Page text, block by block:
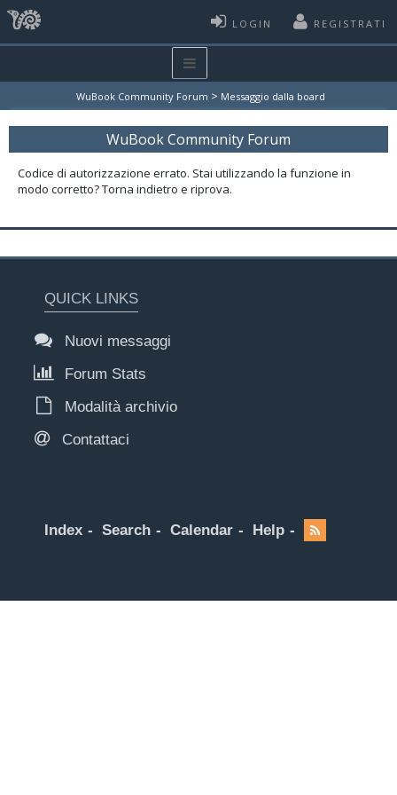
LOGIN REGISTRATI
WuBook Community Forum > Messaggio dalla board
WuBook Community Forum
Codice di autorizzazione errato. Stai utilizzando la funzione in
modo corretto? Torna indietro e riprova.
QUICK LINKS
Nuovi messaggi
Forum Stats
Modalità archivio
Contattaci
Index Search Calendar Help